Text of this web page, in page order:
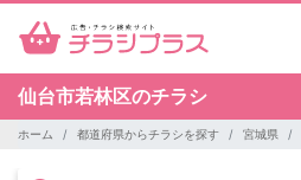
仙台市若林区のチラシ
ホーム 都道府県からチラシを探す 宮城県